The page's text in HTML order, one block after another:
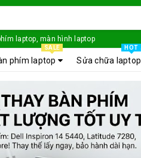
laptop, màn hình laptop
phím laptop
SALE
Sửa chữa laptop
HOT